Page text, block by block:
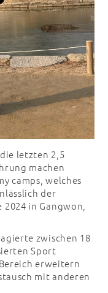
letzten 2,5
machen
camps, welches
der
in Gangwon,
zwischen 18
Sport
erweitern
mit anderen